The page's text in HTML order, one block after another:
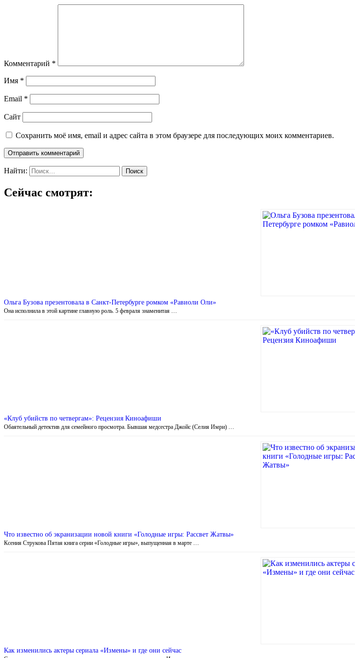
Комментарий *
Имя *
Email *
Сайт
Сохранить моё имя, email и адрес сайта в этом браузере для последующих моих комментариев.
Найти:
Сейчас смотрят:
Ольга Бузова презентовала в Санкт-Петербурге ромком «Равиоли Оли»
Она исполнила в этой картине главную роль. 5 февраля знаменитая …
«Клуб убийств по четвергам»: Рецензия Киноафиши
Обаятельный детектив для семейного просмотра. Бывшая медсестра Джойс (Селия Имри) …
Что известно об экранизации новой книги «Голодные игры: Рассвет Жатвы»
Ксения Струкова Пятая книга серии «Голодные игры», выпущенная в марте …
Как изменились актеры сериала «Измены» и где они сейчас